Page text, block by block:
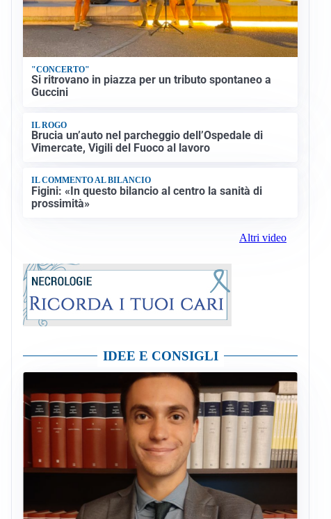
"CONCERTO"
Si ritrovano in piazza per un tributo spontaneo a
Guccini
IL ROGO
Brucia un’auto nel parcheggio dell’Ospedale di
Vimercate, Vigili del Fuoco al lavoro
IL COMMENTO AL BILANCIO
Figini: «In questo bilancio al centro la sanità di
prossimità»
Altri video
IDEE E CONSIGLI